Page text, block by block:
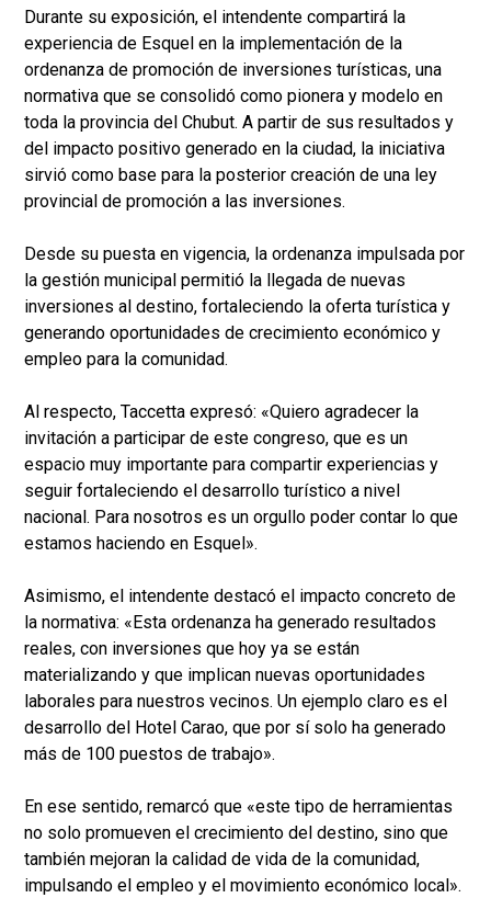
Durante su exposición, el intendente compartirá la
experiencia de Esquel en la implementación de la
ordenanza de promoción de inversiones turísticas, una
normativa que se consolidó como pionera y modelo en
toda la provincia del Chubut. A partir de sus resultados y
del impacto positivo generado en la ciudad, la iniciativa
sirvió como base para la posterior creación de una ley
provincial de promoción a las inversiones.
Desde su puesta en vigencia, la ordenanza impulsada por
la gestión municipal permitió la llegada de nuevas
inversiones al destino, fortaleciendo la oferta turística y
generando oportunidades de crecimiento económico y
empleo para la comunidad.
Al respecto, Taccetta expresó: «Quiero agradecer la
invitación a participar de este congreso, que es un
espacio muy importante para compartir experiencias y
seguir fortaleciendo el desarrollo turístico a nivel
nacional. Para nosotros es un orgullo poder contar lo que
estamos haciendo en Esquel».
Asimismo, el intendente destacó el impacto concreto de
la normativa: «Esta ordenanza ha generado resultados
reales, con inversiones que hoy ya se están
materializando y que implican nuevas oportunidades
laborales para nuestros vecinos. Un ejemplo claro es el
desarrollo del Hotel Carao, que por sí solo ha generado
más de 100 puestos de trabajo».
En ese sentido, remarcó que «este tipo de herramientas
no solo promueven el crecimiento del destino, sino que
también mejoran la calidad de vida de la comunidad,
impulsando el empleo y el movimiento económico local».